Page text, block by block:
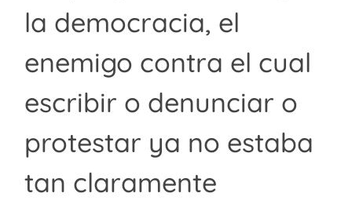
la democracia, el
enemigo contra el cual
escribir o denunciar o
protestar ya no estaba
tan claramente